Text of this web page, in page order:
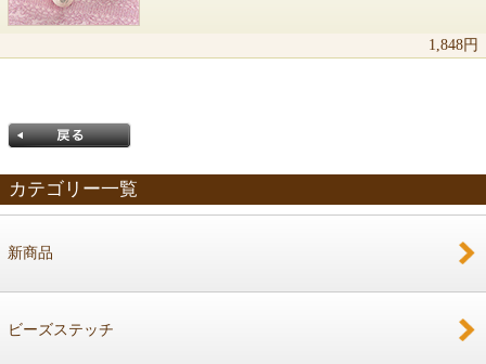
1,848円
カテゴリー一覧
新商品
ビーズステッチ